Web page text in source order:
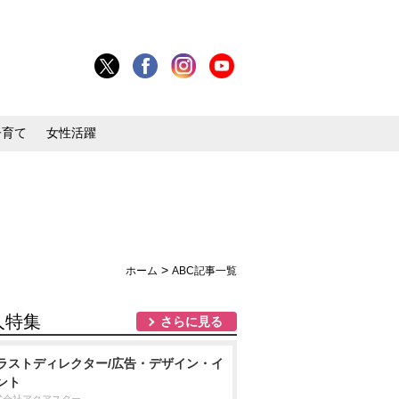
て 女性活躍
ホーム > ABC記事一覧
特集 さらに見る
ストディレクター/広告・デザイン・イ
ト